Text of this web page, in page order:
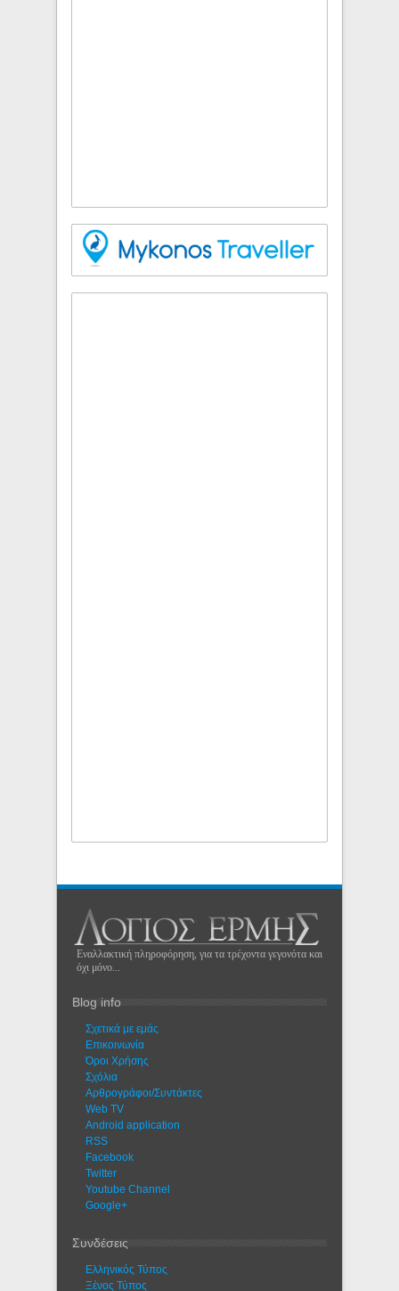
Εναλλακτική πληροφόρηση, για τα τρέχοντα γεγονότα και
όχι μόνο...
Blog info
Σχετικά με εμάς
Eπικοινωνία
Όροι Χρήσης
Σχόλια
Αρθρογράφοι/Συντάκτες
Web TV
Android application
RSS
Facebook
Twitter
Youtube Channel
Google+
Συνδέσεις
Ελληνικός Τύπος
Ξένος Τύπος